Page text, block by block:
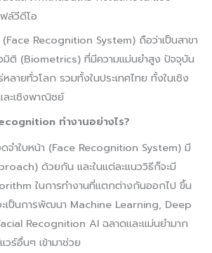
ล์วีดีโอ
(Face Recognition System) ถือว่าเป็นสาขา
มิติ (Biometrics) ที่มีความแม่นยำสูง ปัจจุบัน
ลายทั่วโลก รวมทั้งในประเทศไทย ทั้งในเชิง
ะเชิงพาณิชย์
ทำงานอย่างไร?
ดจําใบหน้า (Face Recognition System) มี
ด้วยกัน และในแต่ละแนววิธีก็จะมี
ในการทำงานที่แตกต่างกันออกไป ขึ้น
เป็นการพัฒนา Machine Learning, Deep
Recognition AI ฉลาดและแม่นยำมาก
ร์อื่นๆ เข้ามาช่วย